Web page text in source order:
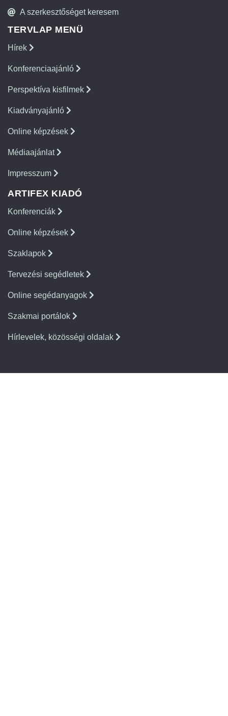
A szerkesztőséget keresem
TERVLAP MENÜ
Hírek
Konferenciaajánló
Perspektíva kisfilmek
Kiadványajánló
Online képzések
Médiaajánlat
Impresszum
ARTIFEX KIADÓ
Konferenciák
Online képzések
Szaklapok
Tervezési segédletek
Online segédanyagok
Szakmai portálok
Hírlevelek, közösségi oldalak